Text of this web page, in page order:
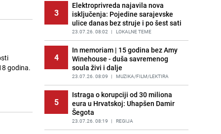
godina.
14
Meteorolozi za danas podigli
upozorenja za 3 regije: Objavljena
prognoza do petka - stiže kiša?
PRIJE 3 DANA | BOSNA I HERCEGOVINA
15
Uklonite kamenac sa slavina u
kupatilu: Dovoljna je ova smjesa
PRIJE 2 DANA | ŽIVOT I STIL
3
Elektroprivreda najavila nova
isključenja: Pojedine sarajevske
ulice danas bez struje i po šest sati
23.07.26. 08:02 | LOKALNE TEME
4
In memoriam | 15 godina bez Amy
Winehouse - duša savremenog
soula živi i dalje
23.07.26. 08:09 | MUZIKA/FILM/LEKTIRA
5
Istraga o korupciji od 30 miliona
eura u Hrvatskoj: Uhapšen Damir
Šegota
23.07.26. 08:19 | REGIJA